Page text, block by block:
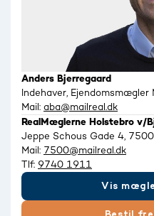
Anders Bjerregaard
Indehaver, Ejendomsmægler
Mail: aba@mailreal.dk
RealMæglerne Holstebro v/
Jeppe Schous Gade 4,
Mail: 7500@mailreal.dk
Tlf: 9740 1911
Vis